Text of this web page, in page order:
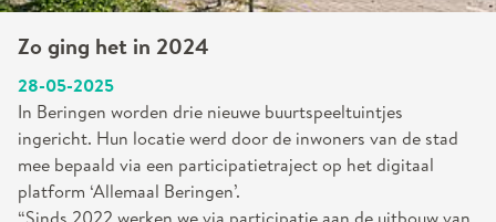
Zo ging het in 2024
28-05-2025
In Beringen worden drie nieuwe buurtspeeltuintjes
ingericht. Hun locatie werd door de inwoners van de stad
mee bepaald via een participatietraject op het digitaal
platform ‘Allemaal Beringen’.